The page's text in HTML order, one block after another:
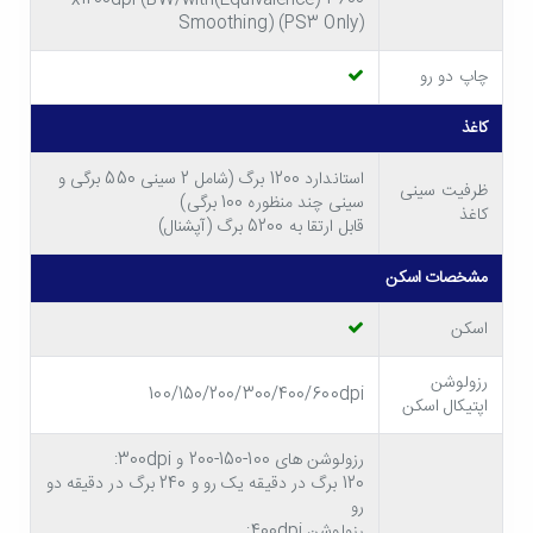
نمایش می توانید تنظیمات دلخواهتان را به سادگی بر روی
دستگاه اعمال کنید و به بخش های مختلف آن به سرعت
دسترسی پیدا نمایید.
Smoothing) (PS3 Only)
چاپ دو رو
کاغذ
ظرفیت سینی
کاغذ
استاندارد 1200 برگ (شامل 2 سینی 550 برگی و
سینی چند منظوره 100 برگی)
قابل ارتقا به 5200 برگ (آپشنال)
مشخصات اسکن
اسکن
رزولوشن
اپتیکال اسکن
100/150/200/300/400/600dpi
رزولوشن های 100-150-200 و 300dpi:
120 برگ در دقیقه یک رو و 240 برگ در دقیقه دو
رو